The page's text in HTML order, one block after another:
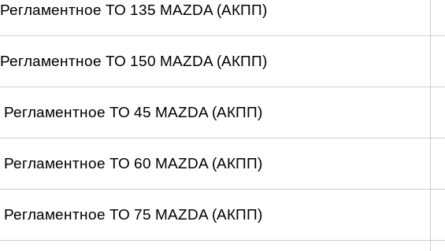
Регламентное ТО 135 MAZDA (АКПП)
Регламентное ТО 150 MAZDA (АКПП)
Регламентное ТО 45 MAZDA (АКПП)
Регламентное ТО 60 MAZDA (АКПП)
Регламентное ТО 75 MAZDA (АКПП)